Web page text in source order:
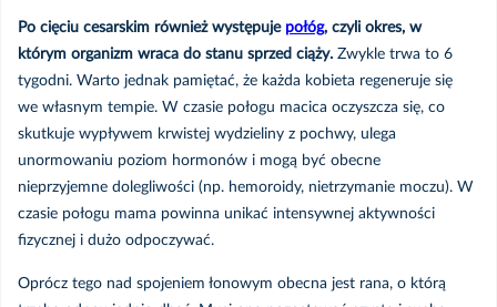
Po cięciu cesarskim również występuje połóg, czyli okres, w
którym organizm wraca do stanu sprzed ciąży. Zwykle trwa to 6
tygodni. Warto jednak pamiętać, że każda kobieta regeneruje się
we własnym tempie. W czasie połogu macica oczyszcza się, co
skutkuje wypływem krwistej wydzieliny z pochwy, ulega
unormowaniu poziom hormonów i mogą być obecne
nieprzyjemne dolegliwości (np. hemoroidy, nietrzymanie moczu). W
czasie połogu mama powinna unikać intensywnej aktywności
fizycznej i dużo odpoczywać.
Oprócz tego nad spojeniem łonowym obecna jest rana, o którą